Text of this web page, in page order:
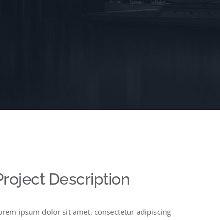
Description
ipsum dolor sit amet, consectetur adipiscing